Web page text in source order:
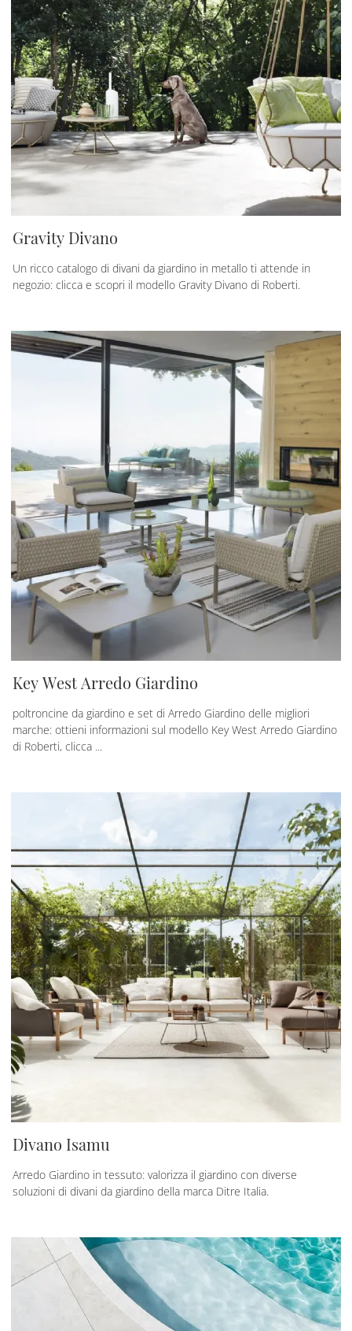
Gravity Divano
Un ricco catalogo di divani da giardino in metallo ti attende in
negozio: clicca e scopri il modello Gravity Divano di Roberti.
Key West Arredo Giardino
poltroncine da giardino e set di Arredo Giardino delle migliori
marche: ottieni informazioni sul modello Key West Arredo Giardino
di Roberti, clicca ...
Divano Isamu
Arredo Giardino in tessuto: valorizza il giardino con diverse
soluzioni di divani da giardino della marca Ditre Italia.